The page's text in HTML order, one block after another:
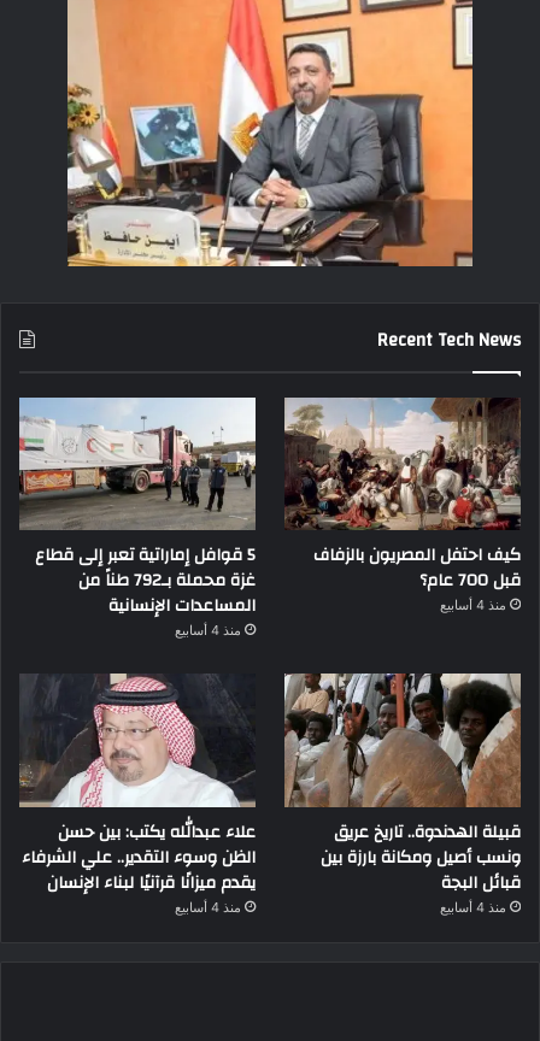
Recent Tech News
كيف احتفل المصريون بالزفاف
قبل 700 عام؟
منذ 4 أسابيع
5 قوافل إماراتية تعبر إلى قطاع
غزة محملة بـ792 طناً من
المساعدات الإنسانية
منذ 4 أسابيع
قبيلة الهدندوة.. تاريخ عريق
ونسب أصيل ومكانة بارزة بين
قبائل البجة
منذ 4 أسابيع
علاء عبدالله يكتب: بين حسن
الظن وسوء التقدير.. علي الشرفاء
يقدم ميزانًا قرآنيًا لبناء الإنسان
منذ 4 أسابيع